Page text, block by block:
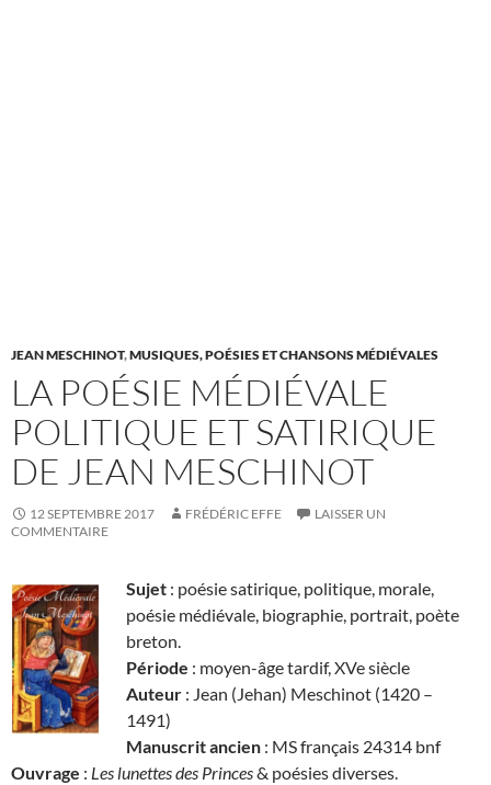
JEAN MESCHINOT,MUSIQUES, POÉSIES ET CHANSONS MÉDIÉVALES
LA POÉSIE MÉDIÉVALE
POLITIQUE ET SATIRIQUE
DE JEAN MESCHINOT
12 SEPTEMBRE 2017 FRÉDÉRIC EFFE
LAISSER UN
COMMENTAIRE
Sujet : poésie satirique, politique, morale,
poésie médiévale, biographie, portrait, poète
breton.
Période : moyen-âge tardif, XVe siècle
Auteur : Jean (Jehan) Meschinot (1420 –
1491)
Manuscrit ancien : MS français 24314 bnf
Ouvrage : Les lunettes des Princes& poésies diverses.